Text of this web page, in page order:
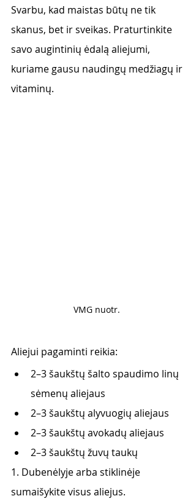
Svarbu, kad maistas būtų ne tik
skanus, bet ir sveikas. Praturtinkite
savo augintinių ėdalą aliejumi,
kuriame gausu naudingų medžiagų ir
vitaminų.
VMG nuotr.
Aliejui pagaminti reikia:
2–3 šaukštų šalto spaudimo linų
sėmenų aliejaus
2–3 šaukštų alyvuogių aliejaus
2–3 šaukštų avokadų aliejaus
2–3 šaukštų žuvų taukų
1. Dubenėlyje arba stiklinėje
sumaišykite visus aliejus.